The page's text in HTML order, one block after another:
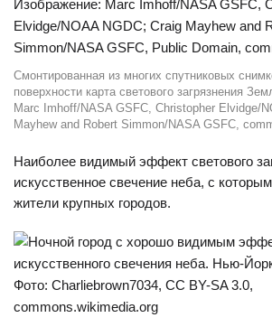
Смонтированная из многих спутниковых
поверхности карта светового загрязнения
Marc Imhoff/NASA GSFC, Christopher Elvidge/
Mayhew and Robert Simmon/NASA GSFC,
Наиболее видимый эффект светового
искусственное свечение неба, с
жители крупных городов.